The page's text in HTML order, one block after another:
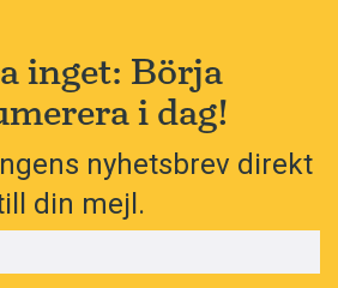
inget: Börja
i dag!
nyhetsbrev direkt
din mejl.